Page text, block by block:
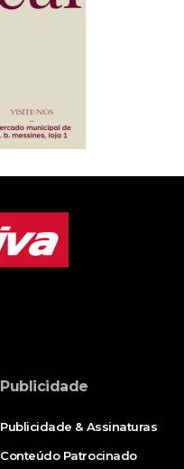
Publicidade
Publicidade & Assinaturas
Conteúdo Patrocinado